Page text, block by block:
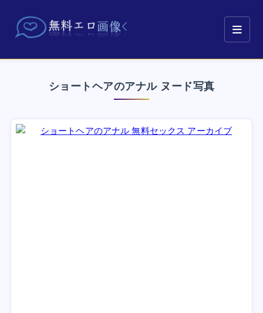
ショートヘアのアナル ヌード写真